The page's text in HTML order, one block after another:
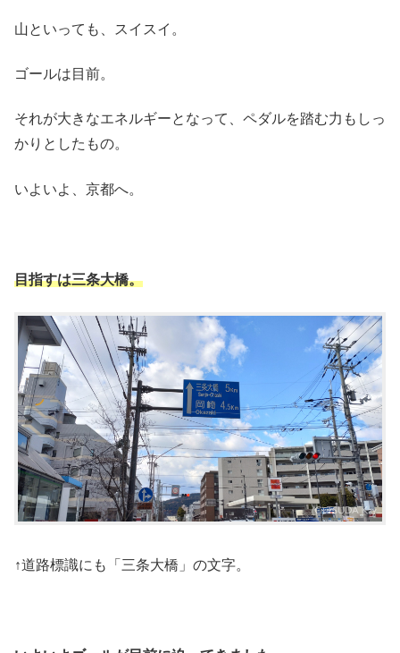
山といっても、スイスイ。
ゴールは目前。
それが大きなエネルギーとなって、ペダルを踏む力もしっ
かりとしたもの。
いよいよ、京都へ。
目指すは三条大橋。
↑道路標識にも「三条大橋」の文字。